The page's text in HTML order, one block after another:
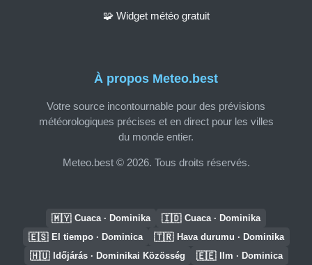
À propos Meteo.best
Votre source incontournable pour des prévisions
météorologiques précises et en direct pour les villes
du monde entier.
Meteo.best © 2026. Tous droits réservés.
🧩 Widget météo gratuit
🇲🇾 Cuaca · Dominika 🇮🇩 Cuaca · Dominika
🇪🇸 El tiempo · Dominica 🇹🇷 Hava durumu · Dominika
🇭🇺 Időjárás · Dominikai Közösség 🇪🇪 Ilm · Dominica